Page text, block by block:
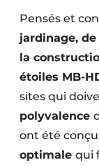
Pensés et
jardinage,
la
étoiles MB-
sites qui
polyvalence
ont été
optimale qui